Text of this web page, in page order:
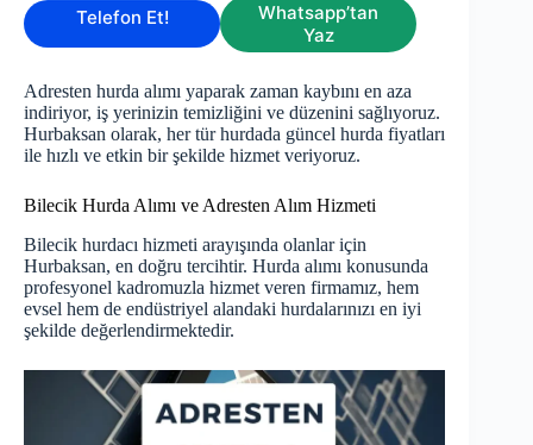
Telefon Et!
Whatsapp’tan
Yaz
Adresten hurda alımı yaparak zaman kaybını en aza
indiriyor, iş yerinizin temizliğini ve düzenini sağlıyoruz.
Hurbaksan olarak, her tür hurdada güncel hurda fiyatları
ile hızlı ve etkin bir şekilde hizmet veriyoruz.
Bilecik Hurda Alımı ve Adresten Alım Hizmeti
Bilecik hurdacı hizmeti arayışında olanlar için
Hurbaksan, en doğru tercihtir. Hurda alımı konusunda
profesyonel kadromuzla hizmet veren firmamız, hem
evsel hem de endüstriyel alandaki hurdalarınızı en iyi
şekilde değerlendirmektedir.